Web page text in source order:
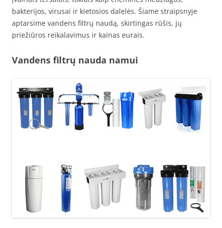
bakterijos, virusai ir kietosios dalelės. Šiame straipsnyje
aptarsime vandens filtrų naudą, skirtingas rūšis, jų
priežiūros reikalavimus ir kainas eurais.
Vandens filtrų nauda namui